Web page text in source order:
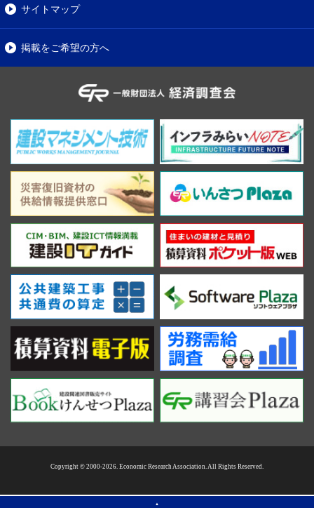
サイトマップ
掲載をご希望の方へ
Copyright © 2000-2026. Economic Research Association. All Rights Reserved.